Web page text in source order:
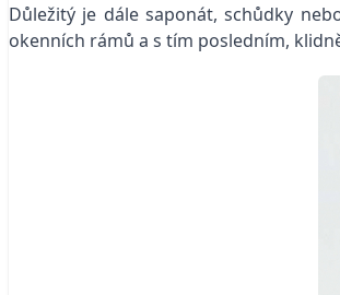
Důležitý je dále saponát, schůdky
okenních rámů a s tím posledním,